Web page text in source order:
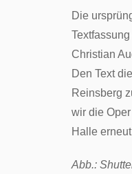
Die
Christian
Den Text
Reinsberg
wir die
Halle
Abb.: